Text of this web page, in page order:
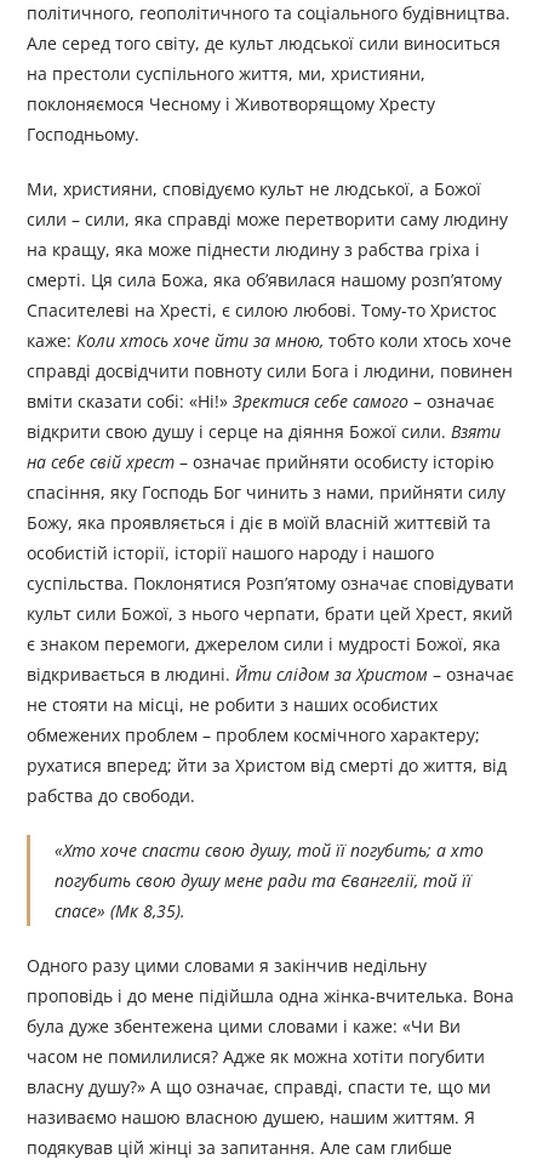
політичного, геополітичного та соціального будівництва.
Але серед того світу, де культ людської сили виноситься
на престоли суспільного життя, ми, християни,
поклоняємося Чесному і Животворящому Хресту
Господньому.
Ми, християни, сповідуємо культ не людської, а Божої
сили – сили, яка справді може перетворити саму людину
на кращу, яка може піднести людину з рабства гріха і
смерті. Ця сила Божа, яка об’явилася нашому розп’ятому
Спасителеві на Хресті, є силою любові. Тому-то Христос
каже:Коли хтось хоче йти за мною, тобто коли хтось хоче
справді досвідчити повноту сили Бога і людини, повинен
вміти сказати собі: «Ні!»Зректися себе самого – означає
відкрити свою душу і серце на діяння Божої сили.Взяти
на себе свій хрест – означає прийняти особисту історію
спасіння, яку Господь Бог чинить з нами, прийняти силу
Божу, яка проявляється і діє в моїй власній життєвій та
особистій історії, історії нашого народу і нашого
суспільства. Поклонятися Розп’ятому означає сповідувати
культ сили Божої, з нього черпати, брати цей Хрест, який
є знаком перемоги, джерелом сили і мудрості Божої, яка
відкривається в людині.Йти слідом за Христом – означає
не стояти на місці, не робити з наших особистих
обмежених проблем – проблем космічного характеру;
рухатися вперед; йти за Христом від смерті до життя, від
рабства до свободи.
«Хто хоче спасти свою душу, той її погубить; а хто
погубить свою душу мене ради та Євангелії, той її
спасе» (Мк 8,35).
Одного разу цими словами я закінчив недільну
проповідь і до мене підійшла одна жінка-вчителька. Вона
була дуже збентежена цими словами і каже: «Чи Ви
часом не помилилися? Адже як можна хотіти погубити
власну душу?» А що означає, справді, спасти те, що ми
називаємо нашою власною душею, нашим життям. Я
подякував цій жінці за запитання. Але сам глибше